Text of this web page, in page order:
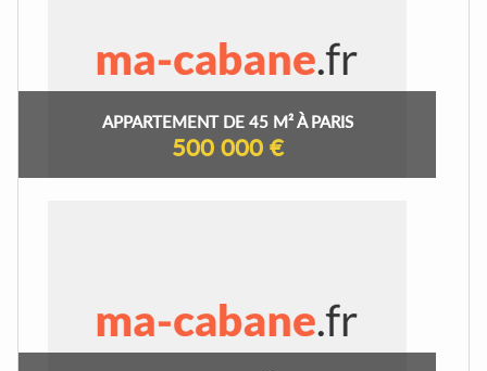
APPARTEMENT DE 45 M² À PARIS
500 000 €